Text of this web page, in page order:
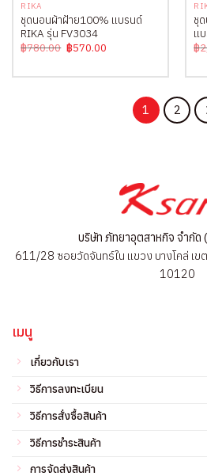
RIKA
ชุดนอนผ้าฝ้าย100% แบรนด์
RIKA รุ่น FV3034
฿780.00 Original
price
฿780.00.
฿570.00
฿570.00.
ชุ
แ
฿
1 2
บริษัท ภัทยาอุตสาหกิจ จำกัด
611/28 ซอยวัดจันทร์ใน แขวง บางโคล่ เข
10120
เมนู
เกี่ยวกับเรา
วิธีการลงทะเบียน
วิธีการสั่งซื้อสินค้า
วิธีการชำระสินค้า
การจัดส่งสินค้า